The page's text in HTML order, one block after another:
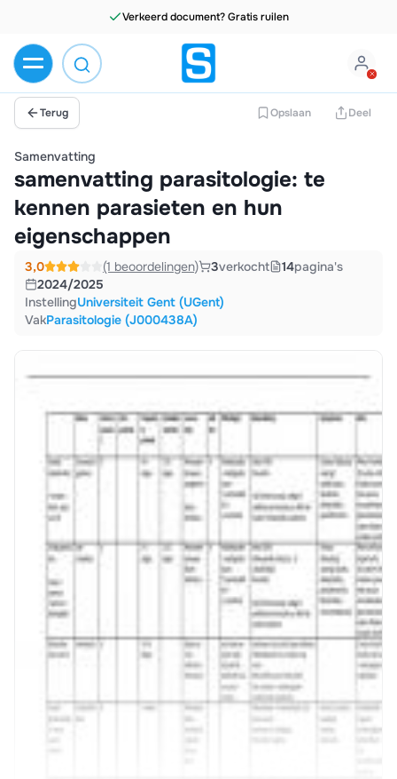
Verkeerd document? Gratis ruilen
Terug Opslaan Deel
Samenvatting
samenvatting parasitologie: te
kennen parasieten en hun
eigenschappen
3,0 (1 beoordelingen) 3verkocht 14pagina's
2024/2025
InstellingUniversiteit Gent (UGent)
VakParasitologie (J000438A)